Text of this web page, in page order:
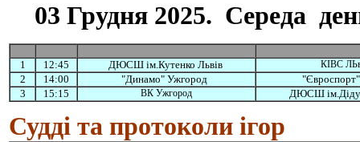
03 Грудня 2025. Середа
1 12:45 ДЮСШ ім.Кутенко Львів КІВС
2 14:00 "Динамо" Ужгород
"Євроспорт"
3
15:15 ВК Ужгород ДЮСШ
Судді та протоколи ігор